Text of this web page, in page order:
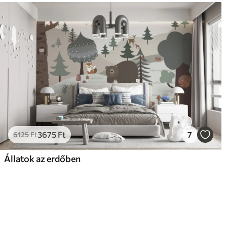
6125Ft3675 Ft 7
Állatok az erdőben